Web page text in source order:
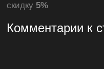
скидку5%
Комментарии к